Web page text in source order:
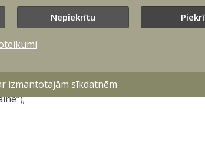
Nepiekrītu
izmantotajām sīkdatnēm